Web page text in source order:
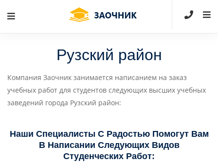
Рузский район
Компания Заочник занимается написанием на заказ
учебных работ для студентов следующих высших учебных
заведений города Рузский район:
Наши Специалисты С Радостью Помогут Вам
В Написании Следующих Видов
Студенческих Работ: